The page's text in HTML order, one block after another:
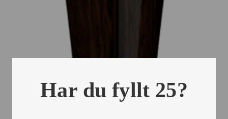
Har du fyllt 25?